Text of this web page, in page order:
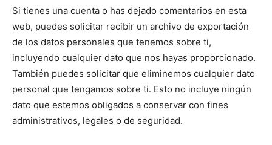
Si tienes una cuenta o has dejado comentarios en esta
web, puedes solicitar recibir un archivo de exportación
de los datos personales que tenemos sobre ti,
incluyendo cualquier dato que nos hayas proporcionado.
También puedes solicitar que eliminemos cualquier dato
personal que tengamos sobre ti. Esto no incluye ningún
dato que estemos obligados a conservar con fines
administrativos, legales o de seguridad.